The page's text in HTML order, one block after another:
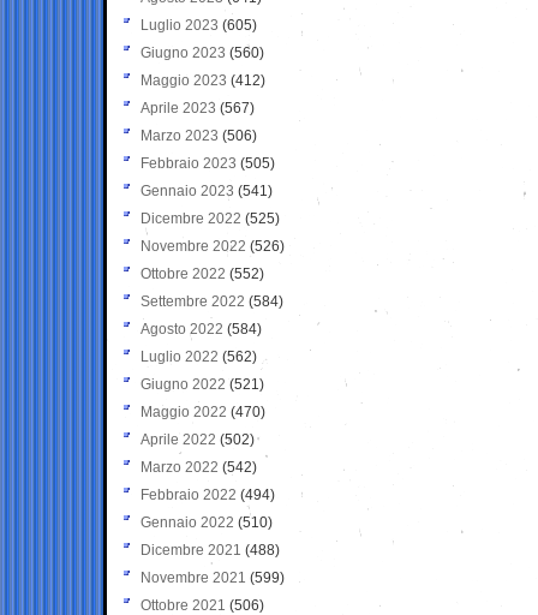
Luglio 2023 (605)
Giugno 2023 (560)
Maggio 2023 (412)
Aprile 2023 (567)
Marzo 2023 (506)
Febbraio 2023 (505)
Gennaio 2023 (541)
Dicembre 2022 (525)
Novembre 2022 (526)
Ottobre 2022 (552)
Settembre 2022 (584)
Agosto 2022 (584)
Luglio 2022 (562)
Giugno 2022 (521)
Maggio 2022 (470)
Aprile 2022 (502)
Marzo 2022 (542)
Febbraio 2022 (494)
Gennaio 2022 (510)
Dicembre 2021 (488)
Novembre 2021 (599)
Ottobre 2021 (506)